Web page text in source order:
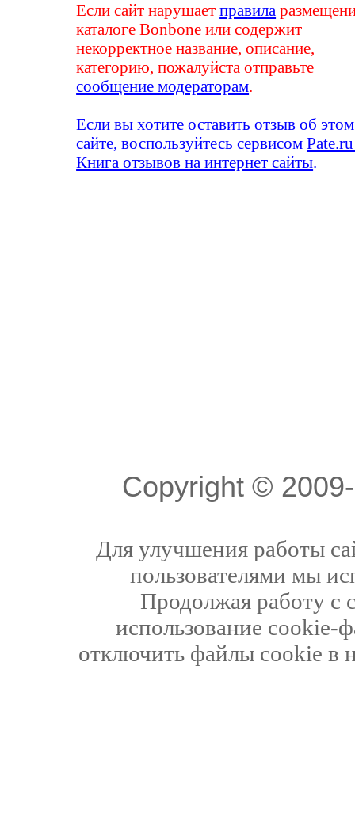
Если сайт нарушаетправила
каталоге Bonbone или содержит
некорректное название, описание,
категорию, пожалуйста отправьте
сообщение модераторам
Если вы хотите оставить отзыв об этом
сайте, воспользуйтесь сервисом
Книга отзывов на интернет сайты
Copyright ©
Для улучшения работы
пользователями мы
Продолжая работу с
использование cookie-
отключить файлы cookie в